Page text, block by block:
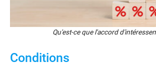
Qu'est-ce que l'accord
Conditions